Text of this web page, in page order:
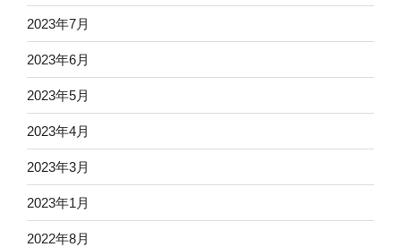
2023年7月
2023年6月
2023年5月
2023年4月
2023年3月
2023年1月
2022年8月